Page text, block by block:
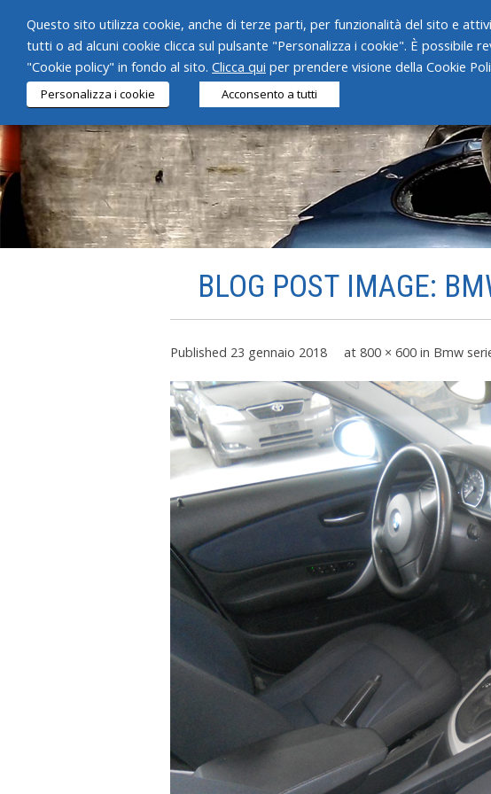
BLOG POST IMAGE:
Published 23 gennaio 2018 at 800 × 600 in Bmw
Questo sito utilizza cookie, anche di terze parti, per funzionalità del sito e
tutti o ad alcuni cookie clicca sul pulsante "Personalizza i cookie". È possibile
"Cookie policy" in fondo al sito. Clicca qui per prendere visione della Cookie
Personalizza i cookie Acconsento a tutti